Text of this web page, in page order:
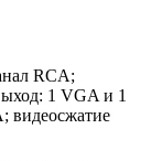
RCA;
1 VGA и 1
видеосжатие